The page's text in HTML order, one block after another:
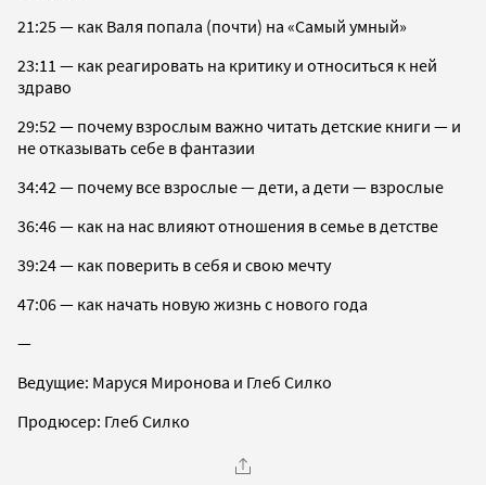
21:25 — как Валя попала (почти) на «Самый умный»
23:11 — как реагировать на критику и относиться к ней
здраво
29:52 — почему взрослым важно читать детские книги — и
не отказывать себе в фантазии
34:42 — почему все взрослые — дети, а дети — взрослые
36:46 — как на нас влияют отношения в семье в детстве
39:24 — как поверить в себя и свою мечту
47:06 — как начать новую жизнь с нового года
—
Ведущие: Маруся Миронова и Глеб Силко
Продюсер: Глеб Силко